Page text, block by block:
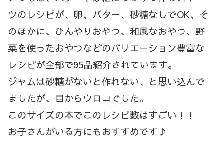
ツのレシピが、卵、バター、砂糖なしでOK、そ
のほかに、ひんやりおやつ、和風なおやつ、野
菜を使ったおやつなどのバリエーション豊富な
レシピが全部で95品紹介されています。
ジャムは砂糖がないと作れない、と思い込んで
ましたが、目からウロコでした。
このサイズの本でこのレシピ数はすごい！！
お子さんがいる方にもおすすめです♪